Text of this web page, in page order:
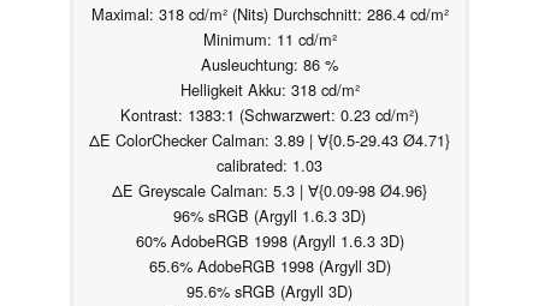
Maximal: 318 cd/m² (Nits) Durchschnitt: 286.4 cd/m²
Minimum: 11 cd/m²
Ausleuchtung: 86 %
Helligkeit Akku: 318 cd/m²
Kontrast: 1383:1 (Schwarzwert: 0.23 cd/m²)
ΔE ColorChecker Calman: 3.89 | ∀{0.5-29.43 Ø4.71}
calibrated: 1.03
ΔE Greyscale Calman: 5.3 | ∀{0.09-98 Ø4.96}
96% sRGB (Argyll 1.6.3 3D)
60% AdobeRGB 1998 (Argyll 1.6.3 3D)
65.6% AdobeRGB 1998 (Argyll 3D)
95.6% sRGB (Argyll 3D)